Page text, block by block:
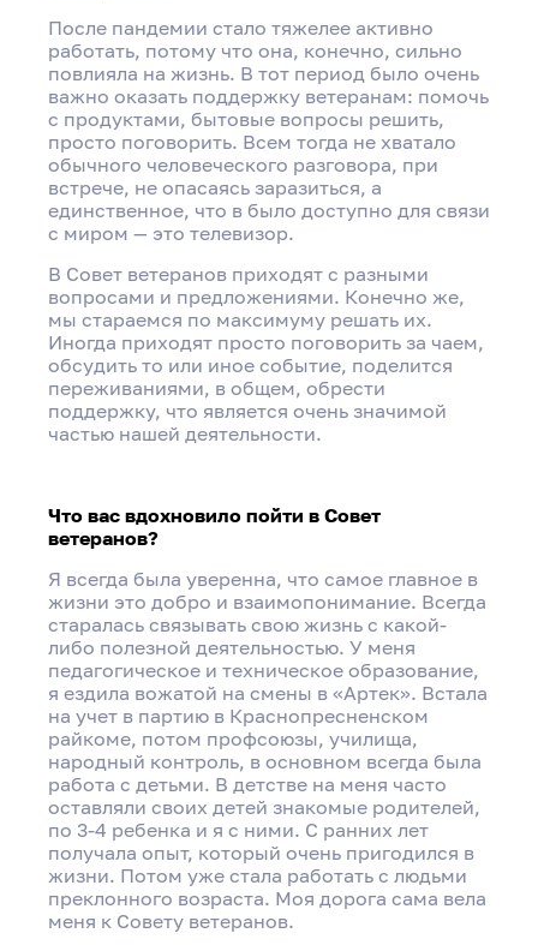
После пандемии стало тяжелее активно
работать, потому что она, конечно, сильно
повлияла на жизнь. В тот период было очень
важно оказать поддержку ветеранам: помочь
с продуктами, бытовые вопросы решить,
просто поговорить. Всем тогда не хватало
обычного человеческого разговора, при
встрече, не опасаясь заразиться, а
единственное, что в было доступно для связи
с миром — это телевизор.
В Совет ветеранов приходят с разными
вопросами и предложениями. Конечно же,
мы стараемся по максимуму решать их.
Иногда приходят просто поговорить за чаем,
обсудить то или иное событие, поделится
переживаниями, в общем, обрести
поддержку, что является очень значимой
частью нашей деятельности.
Что вас вдохновило пойти в Совет
ветеранов?
Я всегда была уверенна, что самое главное в
жизни это добро и взаимопонимание. Всегда
старалась связывать свою жизнь с какой-
либо полезной деятельностью. У меня
педагогическое и техническое образование,
я ездила вожатой на смены в «Артек». Встала
на учет в партию в Краснопресненском
райкоме, потом профсоюзы, училища,
народный контроль, в основном всегда была
работа с детьми. В детстве на меня часто
оставляли своих детей знакомые родителей,
по 3-4 ребенка и я с ними. С ранних лет
получала опыт, который очень пригодился в
жизни. Потом уже стала работать с людьми
преклонного возраста. Моя дорога сама вела
меня к Совету ветеранов.